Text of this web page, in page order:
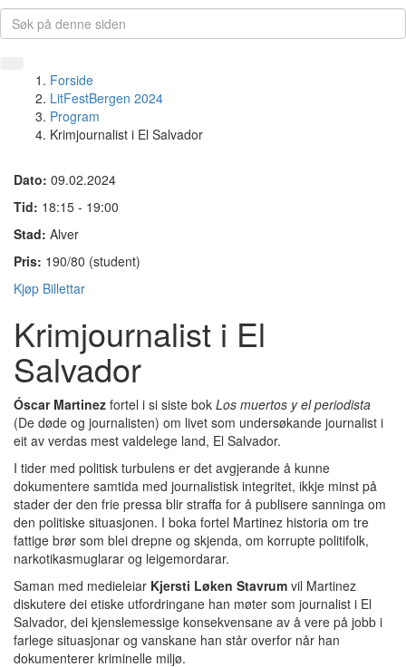
Forside
LitFestBergen 2024
Program
Krimjournalist i El Salvador
Dato: 09.02.2024
Tid: 18:15 - 19:00
Stad: Alver
Pris: 190/80 (student)
Kjøp Billettar
Krimjournalist i El
Salvador
Óscar Martinez fortel i si siste bok Los muertos y el periodista
(De døde og journalisten) om livet som undersøkande journalist i
eit av verdas mest valdelege land, El Salvador.
I tider med politisk turbulens er det avgjerande å kunne
dokumentere samtida med journalistisk integritet, ikkje minst på
stader der den frie pressa blir straffa for å publisere sanninga om
den politiske situasjonen. I boka fortel Martinez historia om tre
fattige brør som blei drepne og skjenda, om korrupte politifolk,
narkotikasmuglarar og leigemordarar.
Saman med medieleiar Kjersti Løken Stavrum vil Martinez
diskutere dei etiske utfordringane han møter som journalist i El
Salvador, dei kjenslemessige konsekvensane av å vere på jobb i
farlege situasjonar og vanskane han står overfor når han
dokumenterer kriminelle miljø.